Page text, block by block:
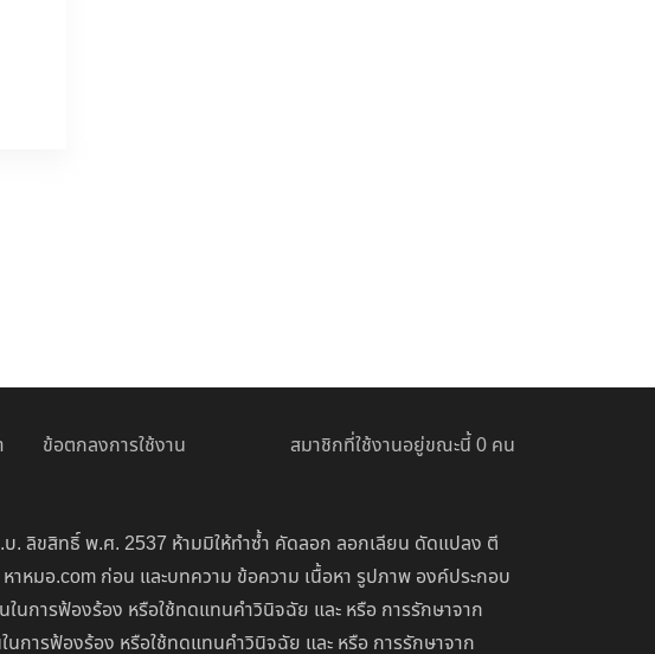
ข้อตกลงการใช้งาน สมาชิกที่ใช้งานอยู่ขณะนี้ 0 คน
. ลิขสิทธิ์ พ.ศ. 2537 ห้ามมิให้ทำซ้ำ คัดลอก ลอกเลียน ดัดแปลง ตี
หมอ.com ก่อน และบทความ ข้อความ เนื้อหา รูปภาพ องค์ประกอบ
นการฟ้องร้อง หรือใช้ทดแทนคำวินิจฉัย และ หรือ การรักษาจาก
การฟ้องร้อง หรือใช้ทดแทนคำวินิจฉัย และ หรือ การรักษาจาก